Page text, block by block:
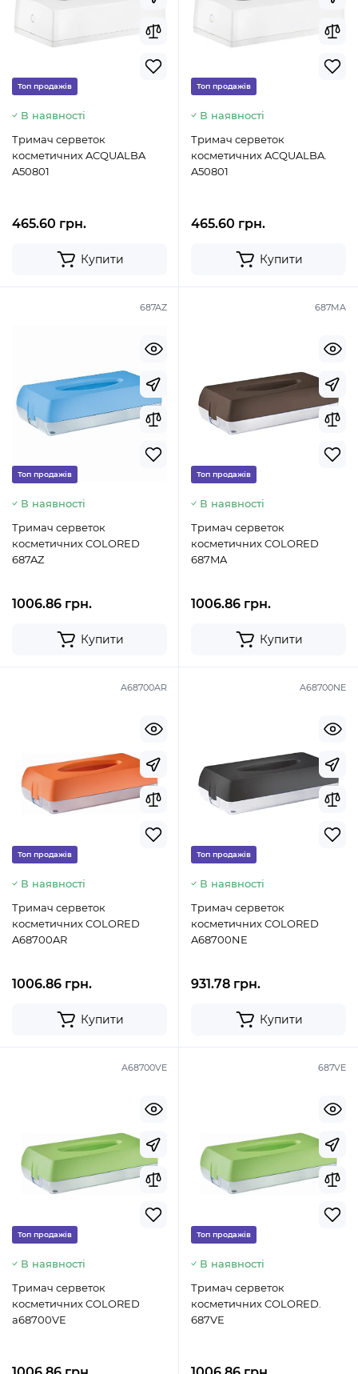
Топ продажів
В наявності
Тримач серветок
косметичних ACQUALBA
A50801
465.60 грн.
Купити
Топ продажів
В наявності
Тримач серветок
косметичних ACQUALBA.
A50801
465.60 грн.
Купити
687AZ
Топ продажів
В наявності
Тримач серветок
косметичних COLORED
687AZ
1006.86 грн.
Купити
687MA
Топ продажів
В наявності
Тримач серветок
косметичних COLORED
687MA
1006.86 грн.
Купити
A68700AR
Топ продажів
В наявності
Тримач серветок
косметичних COLORED
A68700AR
1006.86 грн.
Купити
A68700NE
Топ продажів
В наявності
Тримач серветок
косметичних COLORED
A68700NE
931.78 грн.
Купити
A68700VE
Топ продажів
В наявності
Тримач серветок
косметичних COLORED
a68700VE
687VE
Топ продажів
В наявності
Тримач серветок
косметичних COLORED.
687VE